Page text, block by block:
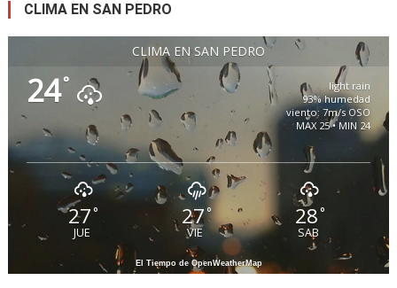
CLIMA EN SAN PEDRO
CLIMA EN SAN PEDRO
24°
light rain
93% humedad
viento: 7m/s OSO
MAX 25 • MIN 24
27°
JUE
27 °
VIE
28°
SAB
El Tiempo de OpenWeatherMap